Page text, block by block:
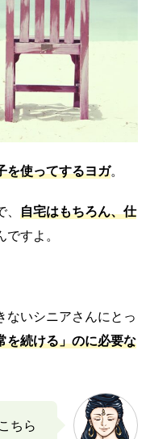
を使ってするヨガ。
自宅はもちろん、仕
ですよ。
ないシニアさんにとっ
を続ける」のに必要な
ちら